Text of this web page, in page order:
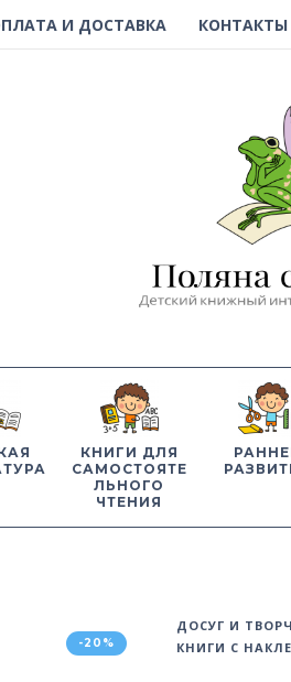
И ДОСТАВКА КОНТАКТЫ
КНИГИ ДЛЯ
САМОСТОЯТЕ
ЛЬНОГО
ЧТЕНИЯ
-20%
ДОСУГ И
КНИГИ С